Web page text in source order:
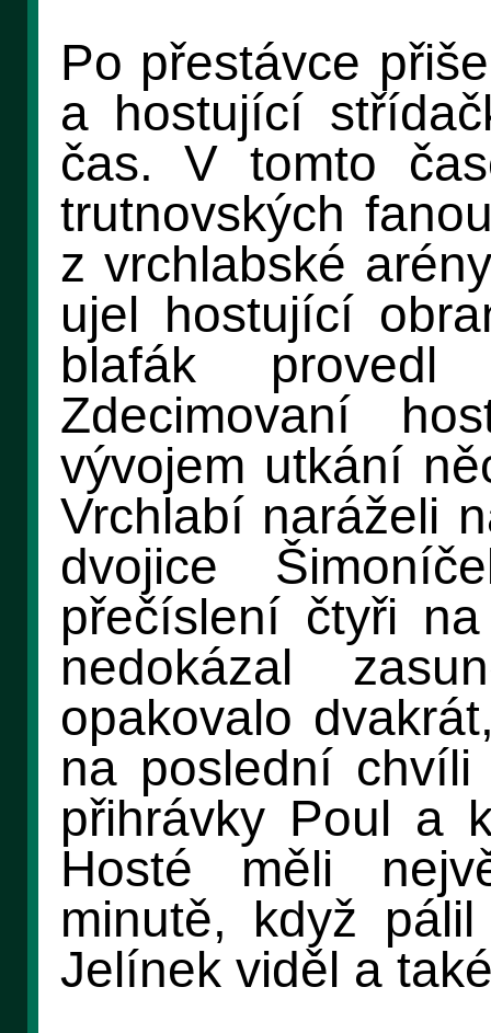
Po přestávce
a hostující
čas. V tomto
trutnovských
z vrchlabské
ujel hostující
blafák
Zdecimovaní
vývojem utkání
Vrchlabí naráželi
dvojice
přečíslení čtyři
nedokázal
opakovalo
na poslední
přihrávky Poul a
Hosté měli
minutě, když
Jelínek viděl a